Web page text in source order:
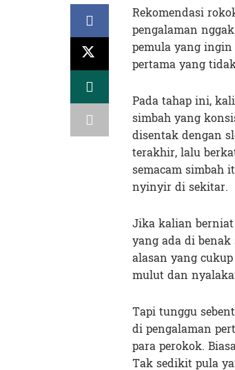
Rekomendasi
pengalaman
pemula yang
pertama yang
Pada tahap ini,
simbah yang
disentak dengan
terakhir, lalu
semacam simbah
nyinyir di sekitar.
Jika kalian
yang ada di
alasan yang
mulut dan
Tapi tunggu
di pengalaman
para perokok.
Tak sedikit pula